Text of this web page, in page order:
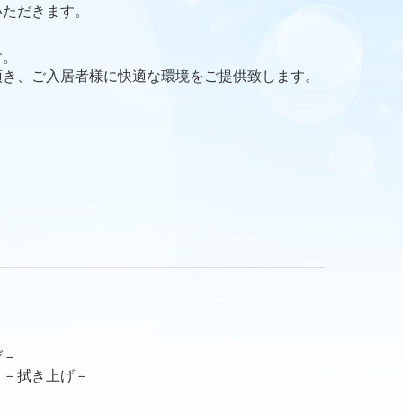
だきます。
、ご入居者様に快適な環境をご提供致します。
拭き上げ－